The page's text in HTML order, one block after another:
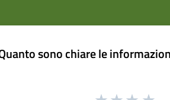
sono chiare le